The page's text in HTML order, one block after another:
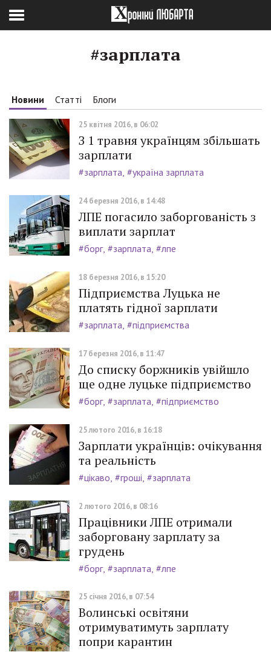
#зарплата
Новини Статті Блоги
25 квітня 2016, в 06:02
З 1 травня українцям збільшать
зарплати
#зарплата #україна зарплата
24 березня 2016, в 14:48
ЛПЕ погасило заборгованість з
виплати зарплат
#борг #зарплата #лпе
18 березня 2016, в 15:20
Підприємства Луцька не
платять гідної зарплати
#зарплата #підприємства
17 березня 2016, в 11:47
До списку боржників увійшло
ще одне луцьке підприємство
#борг #зарплата #підприємство
25 лютого 2016, в 16:18
Зарплати українців: очікування
та реальність
#цікаво #гроші #зарплата
2 лютого 2016, в 08:16
Працівники ЛПЕ отримали
заборговану зарплату за
грудень
#борг #зарплата #лпе
25 січня 2016, в 07:54
Волинські освітяни
отримуватимуть зарплату
попри карантин